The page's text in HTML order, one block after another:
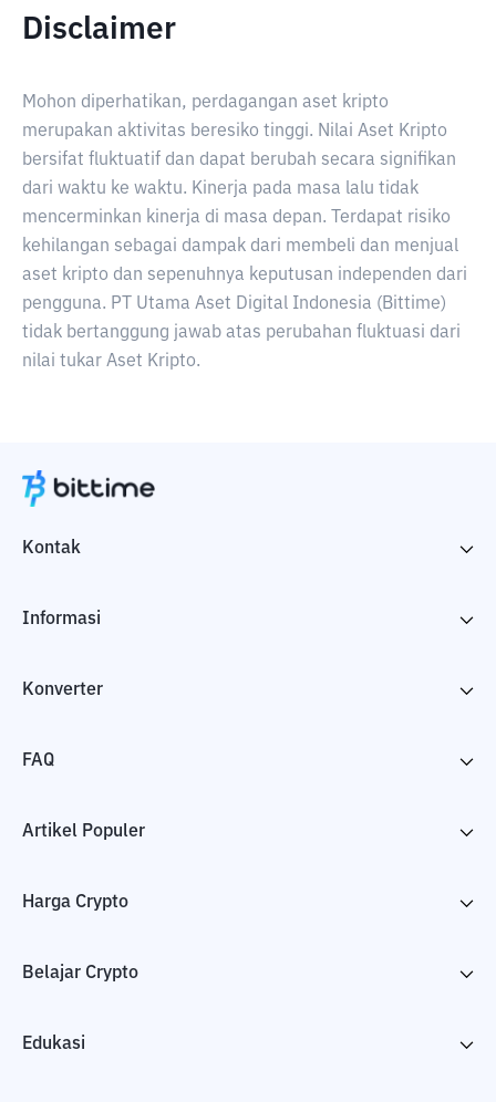
Disclaimer
Mohon diperhatikan, perdagangan aset kripto
merupakan aktivitas beresiko tinggi. Nilai Aset Kripto
bersifat fluktuatif dan dapat berubah secara signifikan
dari waktu ke waktu. Kinerja pada masa lalu tidak
mencerminkan kinerja di masa depan. Terdapat risiko
kehilangan sebagai dampak dari membeli dan menjual
aset kripto dan sepenuhnya keputusan independen dari
pengguna. PT Utama Aset Digital Indonesia (Bittime)
tidak bertanggung jawab atas perubahan fluktuasi dari
nilai tukar Aset Kripto.
Kontak
Informasi
Konverter
FAQ
Artikel Populer
Harga Crypto
Belajar Crypto
Edukasi